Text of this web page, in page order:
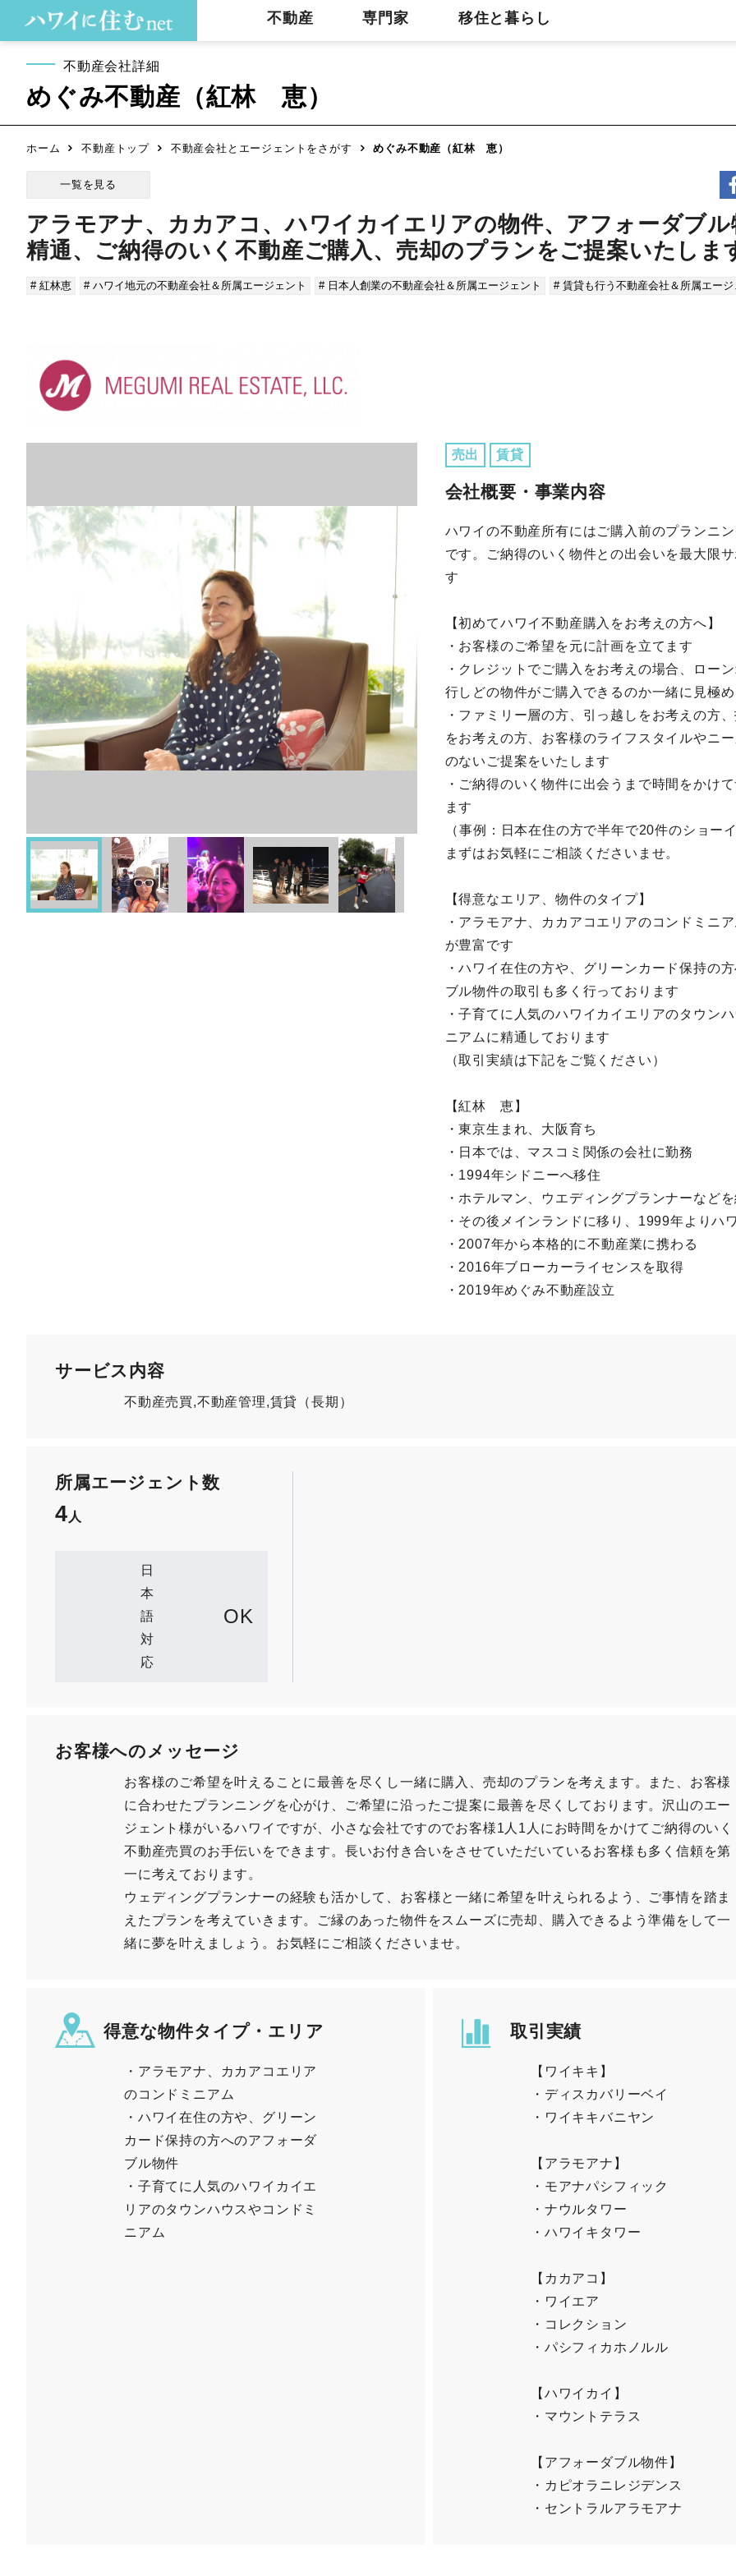
不動産 専門家 移住と暮らし
不動産会社詳細
めぐみ不動産（紅林 恵）
ホーム 不動産トップ 不動産会社とエージェントをさがす めぐみ不動産（紅林 恵）
一覧を見る
アラモアナ、カカアコ、ハワイカイエリアの物件、アフォーダブル
精通、ご納得のいく不動産ご購入、売却のプランをご提案いたしま
# 紅林恵 # ハワイ地元の不動産会社＆所属エージェント # 日本人創業の不動産会社＆所属エージェント # 賃貸も行う不動産会社＆所属エージ
売出 賃貸
会社概要・事業内容
ハワイの不動産所有にはご購入前のプランニ
です。ご納得のいく物件との出会いを最大限
す
【初めてハワイ不動産購入をお考えの方へ】
・お客様のご希望を元に計画を立てます
・クレジットでご購入をお考えの場合、ロー
行しどの物件がご購入できるのか一緒に見極め
・ファミリー層の方、引っ越しをお考えの方
をお考えの方、お客様のライフスタイルやニ
のないご提案をいたします
・ご納得のいく物件に出会うまで時間をかけ
ます
（事例：日本在住の方で半年で20件のショー
まずはお気軽にご相談くださいませ。
【得意なエリア、物件のタイプ】
・アラモアナ、カカアコエリアのコンドミニ
が豊富です
・ハワイ在住の方や、グリーンカード保持の
ブル物件の取引も多く行っております
・子育てに人気のハワイカイエリアのタウン
ニアムに精通しております
（取引実績は下記をご覧ください）
【紅林 恵】
・東京生まれ、大阪育ち
・日本では、マスコミ関係の会社に勤務
・1994年シドニーへ移住
・ホテルマン、ウエディングプランナーなど
・その後メインランドに移り、1999年よりハ
・2007年から本格的に不動産業に携わる
・2016年ブローカーライセンスを取得
・2019年めぐみ不動産設立
サービス内容
不動産売買,不動産管理,賃貸（長期）
所属エージェント数
4 人
日
本
語
対
応
OK
お客様へのメッセージ
お客様のご希望を叶えることに最善を尽くし一緒に購入、売却のプランを考えます。また、お客様
に合わせたプランニングを心がけ、ご希望に沿ったご提案に最善を尽くしております。沢山のエー
ジェント様がいるハワイですが、小さな会社ですのでお客様1人1人にお時間をかけてご納得のいく
不動産売買のお手伝いをできます。長いお付き合いをさせていただいているお客様も多く信頼を第
一に考えております。
ウェディングプランナーの経験も活かして、お客様と一緒に希望を叶えられるよう、ご事情を踏ま
えたプランを考えていきます。ご縁のあった物件をスムーズに売却、購入できるよう準備をして一
緒に夢を叶えましょう。お気軽にご相談くださいませ。
得意な物件タイプ・エリア
・アラモアナ、カカアコエリア
のコンドミニアム
・ハワイ在住の方や、グリーン
カード保持の方へのアフォーダ
ブル物件
・子育てに人気のハワイカイエ
リアのタウンハウスやコンドミ
ニアム
取引実績
【ワイキキ】
・ディスカバリーベイ
・ワイキキバニヤン
【アラモアナ】
・モアナパシフィック
・ナウルタワー
・ハワイキタワー
【カカアコ】
・ワイエア
・コレクション
・パシフィカホノルル
【ハワイカイ】
・マウントテラス
【アフォーダブル物件】
・カピオラニレジデンス
・セントラルアラモアナ